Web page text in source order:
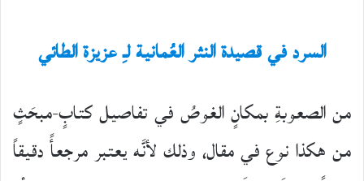
السرد في قصيدة النثر العُمانية لـِ عزيزة الطائي
من الصعوبةِ بمكانٍ الغوصُ في تفاصيل كتابٍ-مبحَثٍ
من هكذا نوع في مقال، وذلك لأنَّه يعتبر مرجعأً دقيقاً